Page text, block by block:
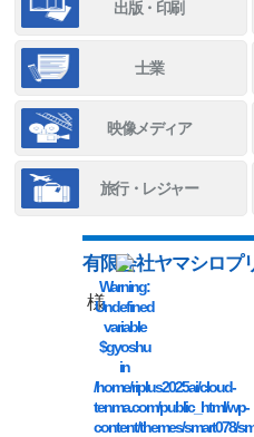
出版・印刷
士業
映像メディア
旅行・レジャー
Warning:
Undefined
variable
$gyoshu
in
/home/riplus2025ai/cloud-
tenma.com/public_html/wp-
content/themes/smart078/
有限会社ヤマシロプ
様